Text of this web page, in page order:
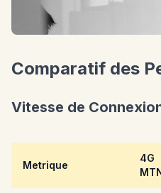
Comparatif des
Vitesse de
Metrique
4G